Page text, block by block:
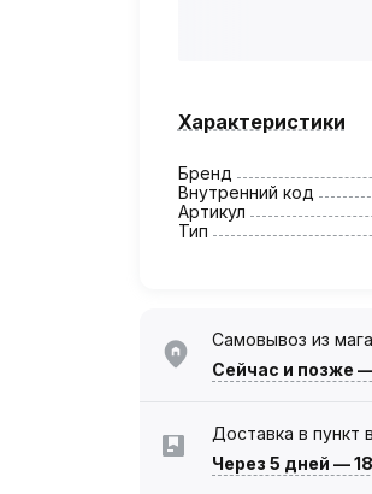
Характеристики
Бренд
Внутренний код
Артикул
Тип
Самовывоз из
Сейчас и позже
Доставка в пункт
Через 5 дней —